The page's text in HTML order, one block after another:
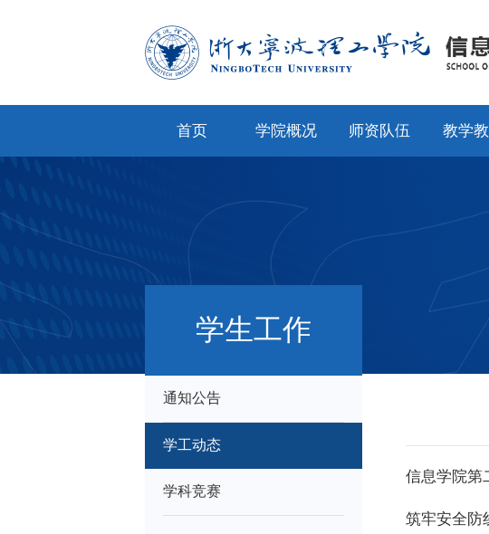
首页 学院概况
机构设置
师资队伍 教学
专业设
学生工作
通知公告
学工动态
学科竞赛
信息学院第
筑牢安全防